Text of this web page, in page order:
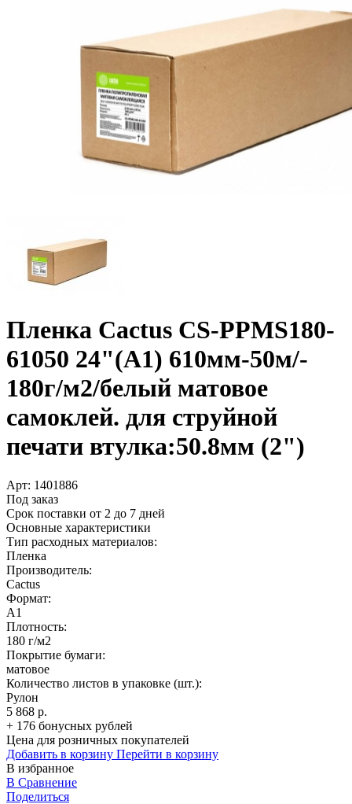
Пленка Cactus CS-PPMS180-
61050 24"(A1) 610мм-50м/­
180г/­м2/­белый матовое
самоклей. для струйной
печати втулка:50.8мм (2")
Арт: 1401886
Под заказ
Срок поставки от 2 до 7 дней
Основные характеристики
Тип расходных материалов:
Пленка
Производитель:
Cactus
Формат:
A1
Плотность:
180 г/м2
Покрытие бумаги:
матовое
Количество листов в упаковке (шт.):
Рулон
5 868 р.
+ 176 бонусных рублей
Цена для розничных покупателей
Добавить в корзину Перейти в корзину
В избранное
В Сравнение
Поделиться